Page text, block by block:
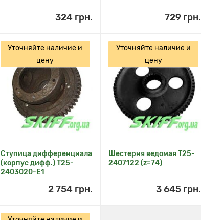
324 грн. 729 грн.
Уточняйте наличие и
цену
Ступица дифференциала
(корпус дифф.) Т25-
2403020-Е1
2 754 грн.
Уточняйте наличие и
цену
Шестерня ведомая Т25-
2407122 (z=74)
3 645 грн.